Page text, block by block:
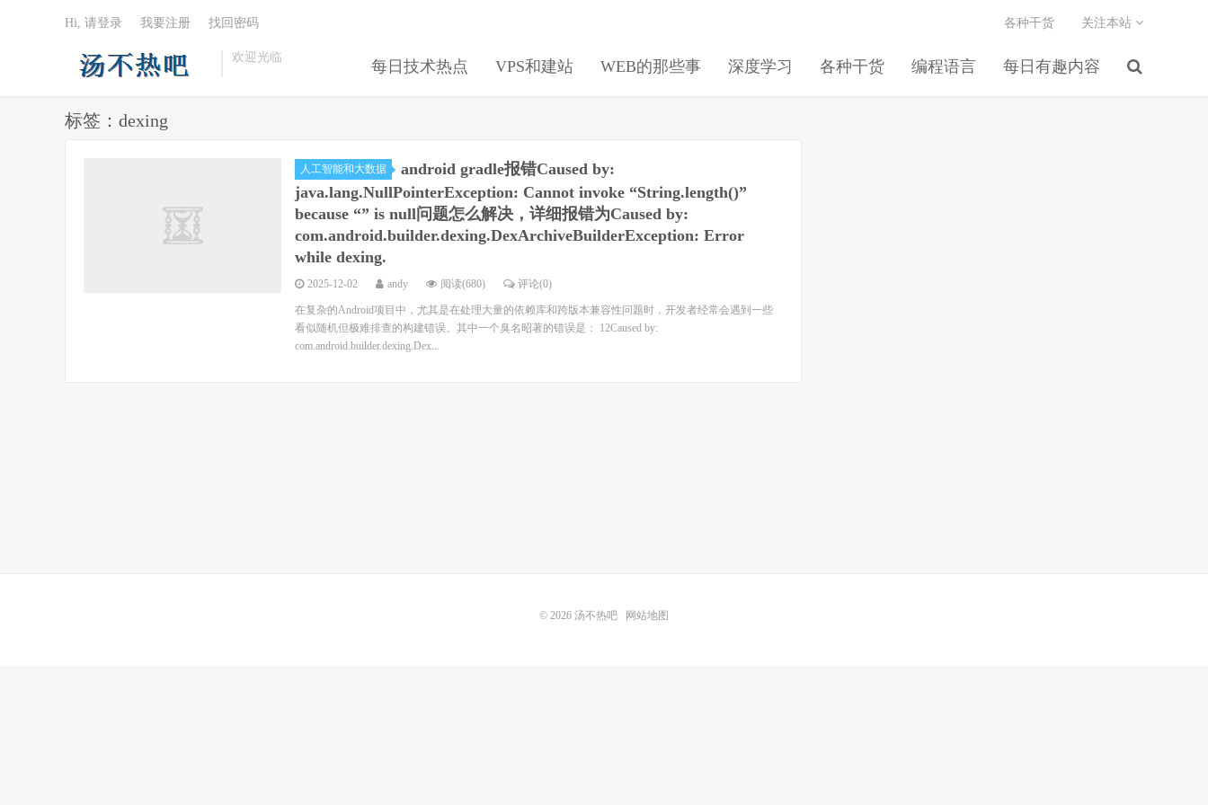
欢迎光临
每日技术热点 VPS和建站 WEB的那些事 深度学习 各种干货 编程语言 每日有趣内容
各种干货 关注本站
Hi, 请登录 我要注册 找回密码
标签：dexing
人工智能和大数据
android gradle报错Caused by:
java.lang.NullPointerException: Cannot invoke “String.length()”
because “” is null问题怎么解决，详细报错为Caused by:
com.android.builder.dexing.DexArchiveBuilderException: Error
while dexing.
2025-12-02 andy 阅读(680) 评论(0)
在复杂的Android项目中，尤其是在处理大量的依赖库和跨版本兼容性问题时，开发者经常会遇到一些
看似随机但极难排查的构建错误。其中一个臭名昭著的错误是： 12Caused by:
com.android.builder.dexing.Dex...
© 2026 汤不热吧 网站地图